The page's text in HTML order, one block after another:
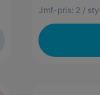
Jmf-pris: 2 /